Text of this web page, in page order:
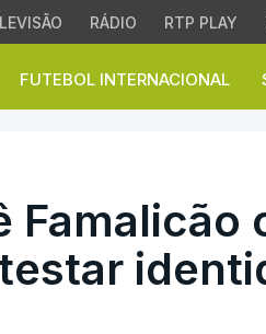
RÁDIO RTP PLAY
FUTEBOL INTERNACIONAL
Famalicão